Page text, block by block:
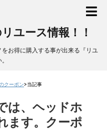
ユース情報！！
お得に購入する事が出来る『リユ
クーポン>当記事
は、ヘッドホ
ます。クーポ